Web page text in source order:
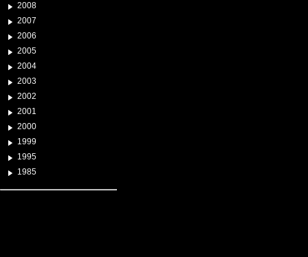
2008
2007
2006
2005
2004
2003
2002
2001
2000
1999
1995
1985